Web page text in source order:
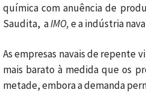
química com anuência de
Saudita, aIMO,e a indústria
As empresas navais de repente
mais barato à medida que os
metade, embora a demanda